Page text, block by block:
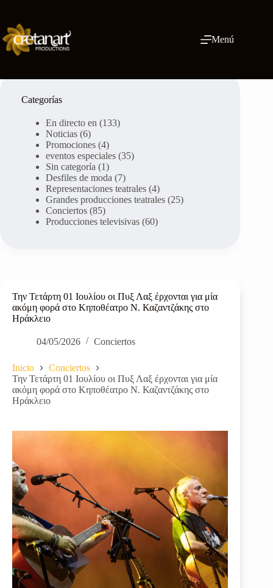
contenido
Menú
Την Τετάρτη 01 Ιουλίου οι Πυξ Λαξ έρχονται για μία
ακόμη φορά στο Κηποθέατρο Ν. Καζαντζάκης στο
Ηράκλειο
04/05/2026 Conciertos
Inicio
Conciertos
Την Τετάρτη 01 Ιουλίου οι Πυξ Λαξ έρχονται για μία
ακόμη φορά στο Κηποθέατρο Ν. Καζαντζάκης στο
Ηράκλειο
Categorías
En directo en (133)
Noticias (6)
Promociones (4)
eventos especiales (35)
Sin categoría (1)
Desfiles de moda (7)
Representaciones teatrales (4)
Grandes producciones teatrales (25)
Conciertos (85)
Producciones televisivas (60)